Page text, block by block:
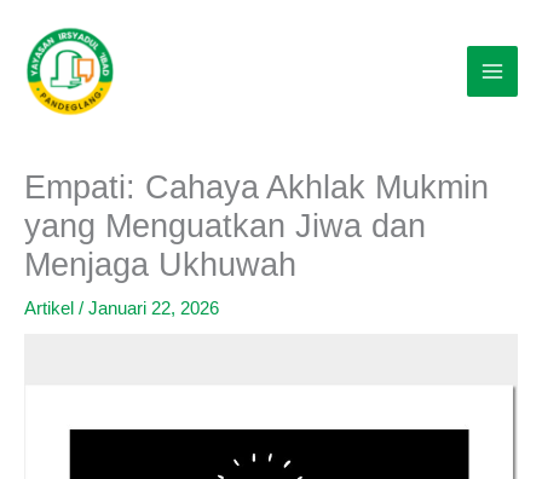
konten
Empati: Cahaya Akhlak Mukmin
yang Menguatkan Jiwa dan
Menjaga Ukhuwah
Artikel / Januari 22, 2026